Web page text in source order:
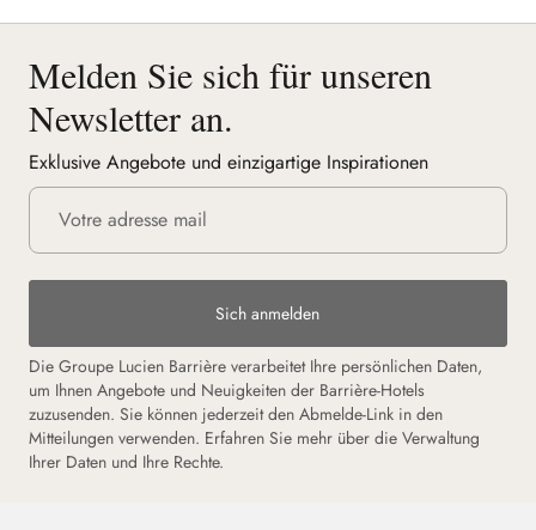
Melden Sie sich für unseren
Newsletter an.
Exklusive Angebote und einzigartige Inspirationen
Sich anmelden
Die Groupe Lucien Barrière verarbeitet Ihre persönlichen Daten,
um Ihnen Angebote und Neuigkeiten der Barrière-Hotels
zuzusenden. Sie können jederzeit den Abmelde-Link in den
Mitteilungen verwenden. Erfahren Sie mehr über die Verwaltung
Ihrer Daten und Ihre Rechte.